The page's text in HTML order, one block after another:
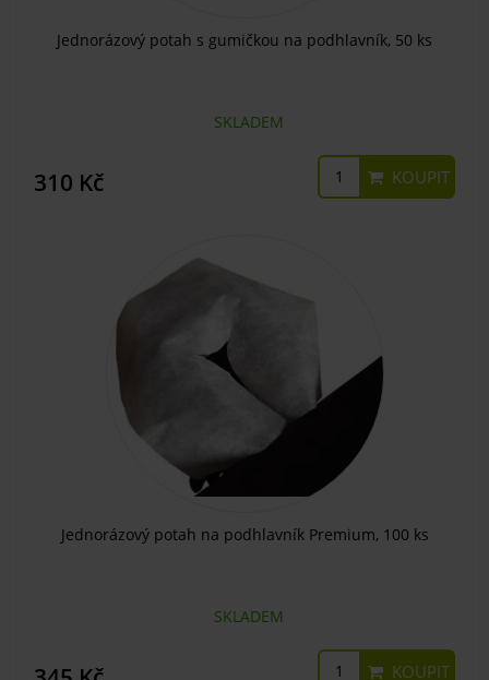
Jednorázový potah s gumičkou na podhlavník, 50 ks
SKLADEM
310 Kč KOUPIT
Jednorázový potah na podhlavník Premium, 100 ks
SKLADEM
KOUPIT